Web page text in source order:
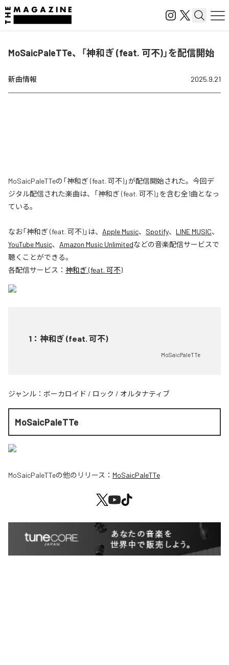
MoSaicPaleTTe、「神和ぎ (feat. 可不)」を配信開始
新曲情報 2025.9.21
MoSaicPaleTTeの「神和ぎ (feat. 可不)」が配信開始された。今回デ
ジタル配信された楽曲は、「神和ぎ (feat. 可不)」を含む全1曲となっ
ている。
なお「神和ぎ (feat. 可不)」は、 Apple Music、 Spotify、 LINE MUSIC、
YouTube Music、 Amazon Music Unlimitedなどの音楽配信サービスで
聴くことができる。
各配信サービス： 神和ぎ (feat. 可不)
1 ： 神和ぎ (feat. 可不)
MoSaicPaleTTe
ジャンル： ボーカロイド / ロック / オルタナティブ
MoSaicPaleTTe
MoSaicPaleTTeの他のリリース： MoSaicPaleTTe